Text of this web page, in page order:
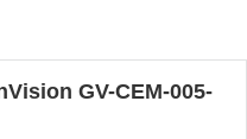
GV-CEM-005-